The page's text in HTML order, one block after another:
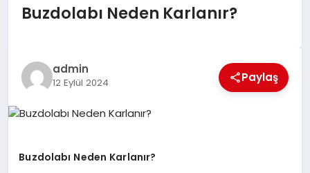
SAĞLIK
MAGAZIN
EKONOMI
Buzdolabı Neden Karlanır?
admin
12 Eylül 2024 Paylaş
Buzdolabı Neden Karlanır?